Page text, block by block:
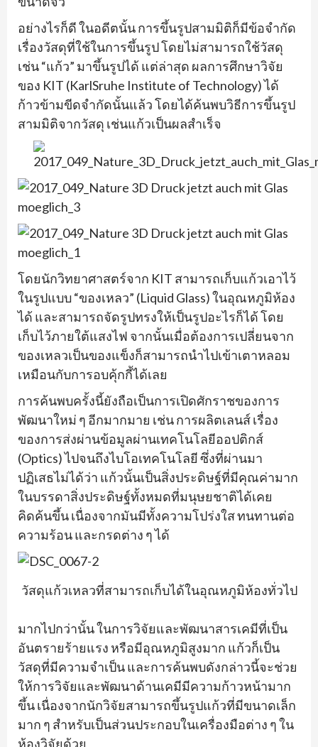
อย่างไรก็ดี ในอดีตนั้น การขึ้นรูปสามมิติก็มีข้อจำกัด
เรื่องวัสดุที่ใช้ในการขึ้นรูป โดยไม่สามารถใช้วัสดุ
เช่น “แก้ว” มาขึ้นรูปได้ แต่ล่าสุด ผลการศึกษาวิจัย
ของ KIT (KarlSruhe Institute of Technology) ได้
ก้าวข้ามขีดจำกัดนั้นแล้ว โดยได้ค้นพบวิธีการขึ้นรูป
สามมิติจากวัสดุ เช่นแก้วเป็นผลสำเร็จ
โดยนักวิทยาศาสตร์จาก KIT สามารถเก็บแก้วเอาไว้
ในรูปแบบ “ของเหลว” (Liquid Glass) ในอุณหภูมิห้อง
ได้ และสามารถจัดรูปทรงให้เป็นรูปอะไรก็ได้ โดย
เก็บไว้ภายใต้แสงไฟ จากนั้นเมื่อต้องการเปลี่ยนจาก
ของเหลวเป็นของแข็งก็สามารถนำไปเข้าเตาหลอม
เหมือนกับการอบคุ้กกี้ได้เลย
การค้นพบครั้งนี้ยังถือเป็นการเปิดศักราชของการ
พัฒนาใหม่ ๆ อีกมากมาย เช่น การผลิตเลนส์ เรื่อง
ของการส่งผ่านข้อมูลผ่านเทคโนโลยีออปติกส์
(Optics) ไปจนถึงไบโอเทคโนโลยี ซึ่งที่ผ่านมา
ปฏิเสธไม่ได้ว่า แก้วนั้นเป็นสิ่งประดิษฐ์ที่มีคุณค่ามาก
ในบรรดาสิ่งประดิษฐ์ทั้งหมดที่มนุษยชาติได้เคย
คิดค้นขึ้น เนื่องจากมันมีทั้งความโปร่งใส ทนทานต่อ
ความร้อน และกรดต่าง ๆ ได้
วัสดุแก้วเหลวที่สามารถเก็บได้ในอุณหภูมิห้องทั่วไป
มากไปกว่านั้น ในการวิจัยและพัฒนาสารเคมีที่เป็น
อันตรายร้ายแรง หรือมีอุณหภูมิสูงมาก แก้วก็เป็น
วัสดุที่มีความจำเป็น และการค้นพบดังกล่าวนี้จะช่วย
ให้การวิจัยและพัฒนาด้านเคมีมีความก้าวหน้ามาก
ขึ้น เนื่องจากนักวิจัยสามารถขึ้นรูปแก้วที่มีขนาดเล็ก
มาก ๆ สำหรับเป็นส่วนประกอบในเครื่องมือต่าง ๆ ใน
ห้องวิจัยด้วย